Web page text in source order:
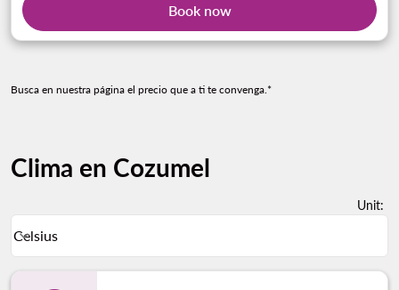
Book now
Busca en nuestra página el precio que a ti te convenga.*
Clima en Cozumel
Unit:
Celsius
keyboard_arrow_down